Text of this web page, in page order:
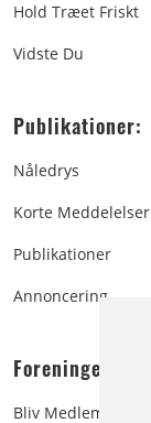
Hold Træet Friskt
Vidste Du
Publikationer:
Nåledrys
Korte Meddelelser
Publikationer
Annoncering
Foreningen:
Bliv Medlem